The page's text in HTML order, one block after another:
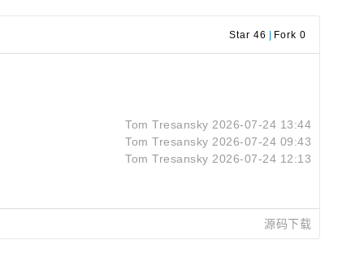
Star 46 Fork 0
Tom Tresansky 2026-07-24 13:44
Tom Tresansky 2026-07-24 09:43
Tom Tresansky 2026-07-24 12:13
源码下载